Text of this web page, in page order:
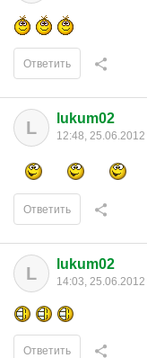
Ответить
L lukum02
12:48, 25.06.2012
Ответить
L lukum02
14:03, 25.06.2012
Ответить